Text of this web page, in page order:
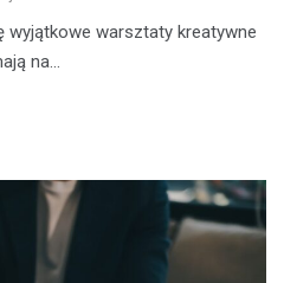
wyjątkowe warsztaty kreatywne
na…